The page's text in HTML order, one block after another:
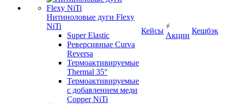
Нитиноловые дуги Flexy
NiTi
Super Elastic
Реверсивные Curva
Reversa
Термоактивируемые
Thermal 35°
Термоактивируемые
с добавлением меди
Copper NiTi
Кейсы
Акции
Кешбэк